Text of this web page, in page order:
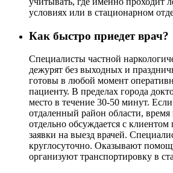
условиях или в стационарном
Как быстро приедет врач?
Специалисты частной
дежурят без выходных и
готовы в любой момент
пациенту. В пределах города
место в течение 30-50 минут. Если
отдаленный район области, время
отдельно обсуждается с
заявки на выезд врачей.
круглосуточно. Оказывают
организуют транспортировку в